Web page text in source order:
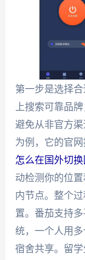
第一步是选择
上搜索可靠品
避免从非官方
为例，它的官
怎么在国外切
动检测你的位
内节点。整个
置。番茄支持多
统，一个人用
宿舍共享。留